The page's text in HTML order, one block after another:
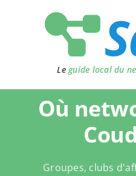
Le guide local du
Où
Groupes, clubs